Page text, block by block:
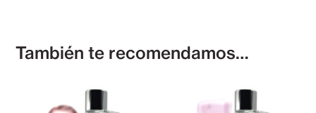
También te recomendamos…